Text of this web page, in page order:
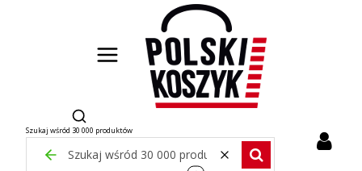
Otwórz wyszukiwarkę
Szukaj wśród 30 000 produktów
Zamknij wyszukiwarkę WyczyśćSzukaj wśród 30 000